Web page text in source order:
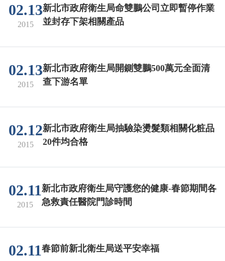
02.13
2015
新北市政府衛生局命雙鵬公司立即暫停作業
並封存下架相關產品
02.13
2015
新北市政府衛生局開鍘雙鵬500萬元全面清
查下游名單
02.12
2015
新北市政府衛生局抽驗染燙髮類相關化粧品
20件均合格
02.11
2015
新北市政府衛生局守護您的健康-春節期間各
急救責任醫院門診時間
02.11春節前新北衛生局送平安幸福